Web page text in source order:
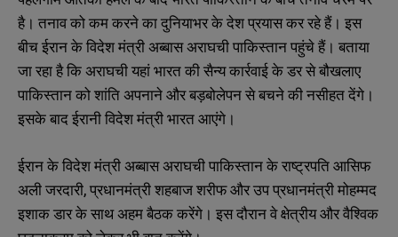
है। तनाव को कम करने का दुनियाभर के देश प्रयास कर रहे हैं। इस
बीच ईरान के विदेश मंत्री अब्बास अराघची पाकिस्तान पहुंचे हैं। बताया
जा रहा है कि अराघची यहां भारत की सैन्य कार्रवाई के डर से बौखलाए
पाकिस्तान को शांति अपनाने और बड़बोलेपन से बचने की नसीहत देंगे।
इसके बाद ईरानी विदेश मंत्री भारत आएंगे।
ईरान के विदेश मंत्री अब्बास अराघची पाकिस्तान के राष्ट्रपति आसिफ
अली जरदारी, प्रधानमंत्री शहबाज शरीफ और उप प्रधानमंत्री मोहम्मद
इशाक डार के साथ अहम बैठक करेंगे। इस दौरान वे क्षेत्रीय और वैश्विक